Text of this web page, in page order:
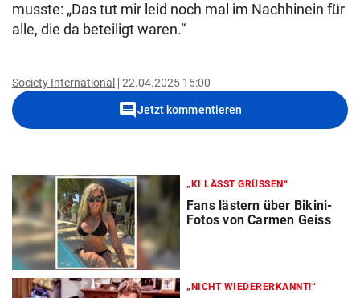
musste: „Das tut mir leid noch mal im Nachhinein für
alle, die da beteiligt waren.“
Society International 22.04.2025 15:00
commentJetzt kommentieren
„KI LÄSST GRÜSSEN“
Fans lästern über Bikini-
Fotos von Carmen Geiss
„NICHT WIEDERERKANNT!“